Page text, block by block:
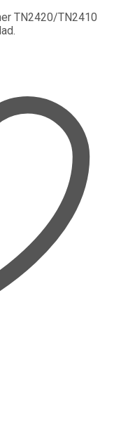
TN2420/TN2410